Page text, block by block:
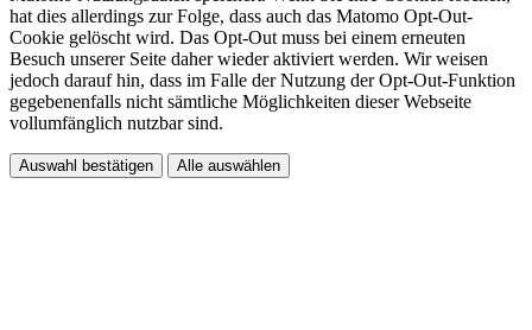
hat dies allerdings zur Folge, dass auch das Matomo Opt-Out-
Cookie gelöscht wird. Das Opt-Out muss bei einem erneuten
Besuch unserer Seite daher wieder aktiviert werden. Wir weisen
jedoch darauf hin, dass im Falle der Nutzung der Opt-Out-Funktion
gegebenenfalls nicht sämtliche Möglichkeiten dieser Webseite
vollumfänglich nutzbar sind.
Auswahl bestätigen Alle auswählen